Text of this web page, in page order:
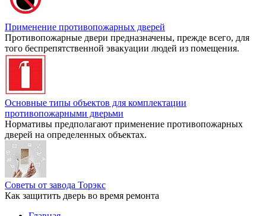
Применение противопожарных дверей
Противопожарные двери предназначены, прежде всего, для
того беспрепятственной эвакуации людей из помещения.
Основные типы объектов для комплектации
противопожарными дверьми
Нормативы предполагают применение противопожарных
дверей на определенных объектах.
Советы от завода Торэкс
Как защитить дверь во время ремонта